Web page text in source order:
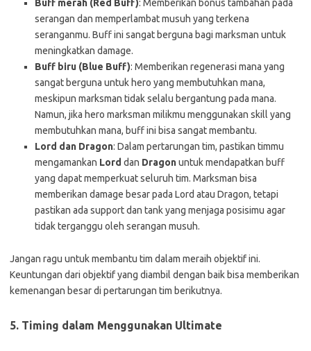
Buff merah (Red Buff): Memberikan bonus tambahan pada
serangan dan memperlambat musuh yang terkena
seranganmu. Buff ini sangat berguna bagi marksman untuk
meningkatkan damage.
Buff biru (Blue Buff): Memberikan regenerasi mana yang
sangat berguna untuk hero yang membutuhkan mana,
meskipun marksman tidak selalu bergantung pada mana.
Namun, jika hero marksman milikmu menggunakan skill yang
membutuhkan mana, buff ini bisa sangat membantu.
Lord dan Dragon: Dalam pertarungan tim, pastikan timmu
mengamankan Lord dan Dragonuntuk mendapatkan buff
yang dapat memperkuat seluruh tim. Marksman bisa
memberikan damage besar pada Lord atau Dragon, tetapi
pastikan ada support dan tank yang menjaga posisimu agar
tidak terganggu oleh serangan musuh.
Jangan ragu untuk membantu tim dalam meraih objektif ini.
Keuntungan dari objektif yang diambil dengan baik bisa memberikan
kemenangan besar di pertarungan tim berikutnya.
5. Timing dalam Menggunakan Ultimate